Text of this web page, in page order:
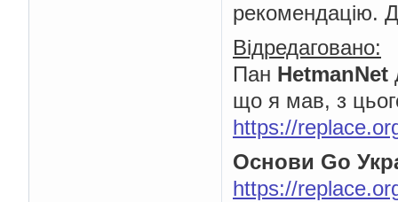
рекомендацію.
Відредаговано:
Пан HetmanNet
що я мав, з
https://
Основи Go
https://